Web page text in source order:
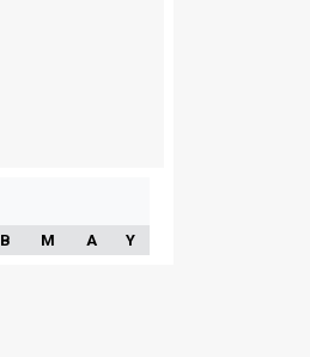
B M A Y